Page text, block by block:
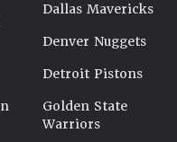
Dallas Mavericks
Denver Nuggets
Detroit Pistons
Golden State
Warriors